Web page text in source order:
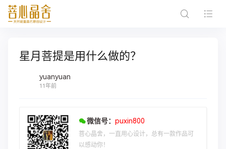
星月菩提是用什么做的？
yuanyuan
11年前
微信号： puxin800
菩心晶舍，一直用心设计，总有一款作品可
以感动你！